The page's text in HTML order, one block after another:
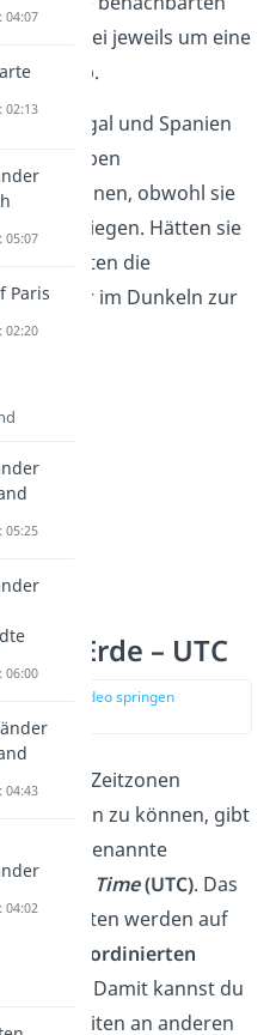
dabei jeweils um eine
ab.
Portugal und Spanien
haben
Zeitzonen, obwohl sie
liegen. Hätten sie
müssten die
Kinder im Dunkeln zur
der Erde – UTC
zur Stelle im Video springen
aller Zeitzonen
zu können, gibt
die sogenannte
Universal Time(UTC). Das
Zonenzeiten werden auf
koordinierten
Damit kannst du
Uhrzeiten an anderen
04:07
02:13
05:07
Paris
02:20
05:25
06:00
04:43
04:02